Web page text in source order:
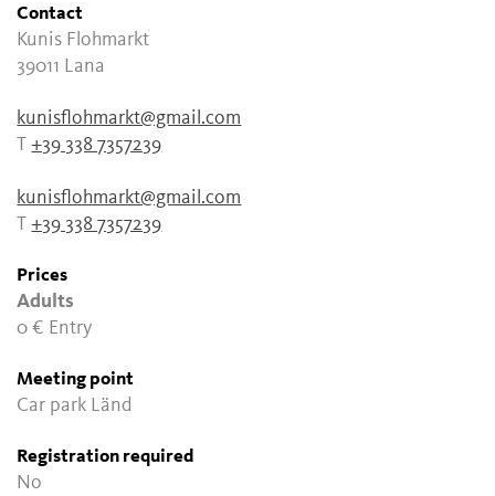
Contact
Kunis Flohmarkt
39011 Lana
kunisflohmarkt@gmail.com
T+39 338 7357239
kunisflohmarkt@gmail.com
T+39 338 7357239
Prices
Adults
0 € Entry
Meeting point
Car park Länd
Registration required
No